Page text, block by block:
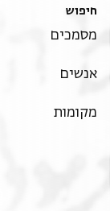
חיפוש
מסמכים
אנשים
מקומות